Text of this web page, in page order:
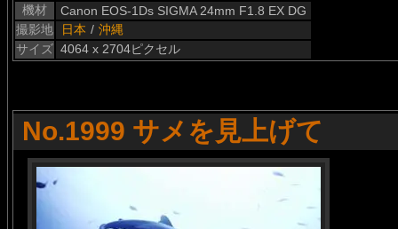
機材
Canon EOS-1Ds SIGMA 24mm F1.8 EX DG
撮影地
日本 / 沖縄
サイズ 4064 x 2704ピクセル
No.1999 サメを見上げて